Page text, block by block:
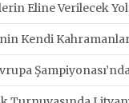
Eline Verilecek
Kendi